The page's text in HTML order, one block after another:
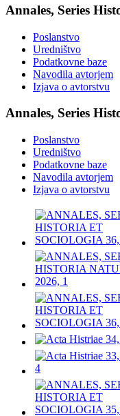
Annales, Series
Poslanstvo
Uredništvo
Podatkovne baze
Navodila avtorjem
Izjava o avtorstvu
Annales, Series
Poslanstvo
Uredništvo
Podatkovne baze
Navodila avtorjem
Izjava o avtorstvu